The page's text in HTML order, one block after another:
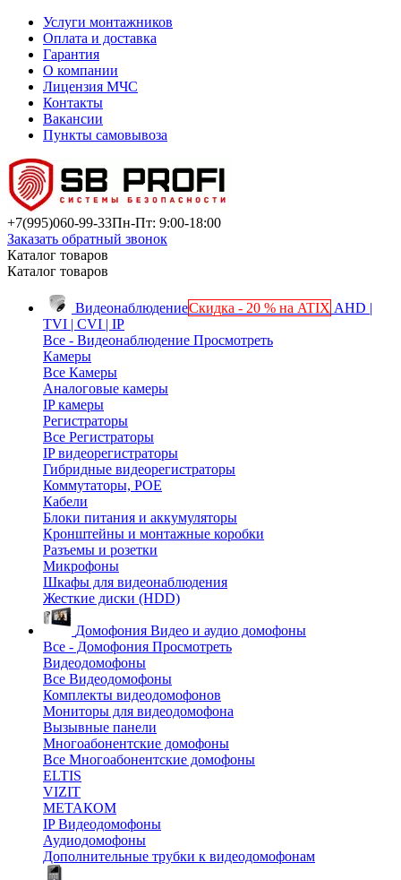
Услуги монтажников
Оплата и доставка
Гарантия
О компании
Лицензия МЧС
Контакты
Вакансии
Пункты самовывоза
+7(995)060-99-33Пн-Пт: 9:00-18:00
Заказать обратный звонок
Каталог товаров
Каталог товаров
ВидеонаблюдениеСкидка - 20 % на ATIX AHD |
TVI | CVI | IP
Все - Видеонаблюдение Просмотреть
Камеры
Все Камеры
Аналоговые камеры
IP камеры
Регистраторы
Все Регистраторы
IP видеорегистраторы
Гибридные видеорегистраторы
Коммутаторы, POE
Кабели
Блоки питания и аккумуляторы
Кронштейны и монтажные коробки
Разъемы и розетки
Микрофоны
Шкафы для видеонаблюдения
Жесткие диски (HDD)
Домофония Видео и аудио домофоны
Все - Домофония Просмотреть
Видеодомофоны
Все Видеодомофоны
Комплекты видеодомофонов
Мониторы для видеодомофона
Вызывные панели
Многоабонентские домофоны
Все Многоабонентские домофоны
ELTIS
VIZIT
МЕТАКОМ
IP Видеодомофоны
Аудиодомофоны
Дополнительные трубки к видеодомофонам